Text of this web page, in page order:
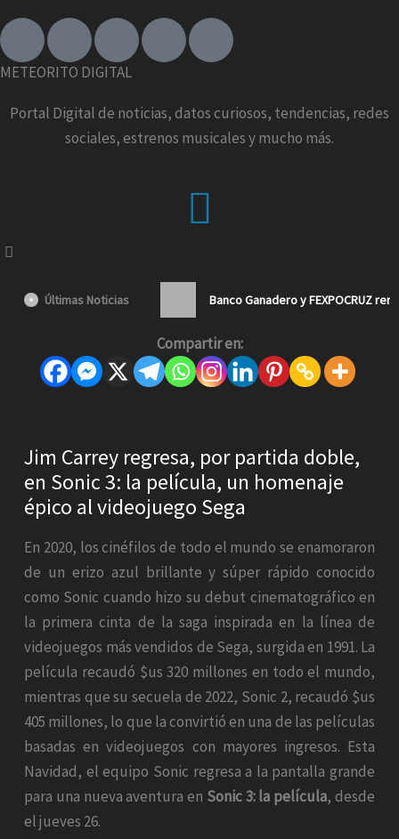
F
c
b
I
s
a
g
T
k
o
k
X
t
i
t
Y
u
u
b
METEORITO DIGITAL
Portal Digital de noticias, datos curiosos, tendencias, redes
sociales, estrenos musicales y mucho más.
Menu
Últimas Noticias Banco Ganadero y FEXPOCRUZ
Compartir en:
Jim Carrey regresa, por partida doble,
en Sonic 3: la película, un homenaje
épico al videojuego Sega
En 2020, los cinéfilos de todo el mundo se enamoraron
de un erizo azul brillante y súper rápido conocido
como Sonic cuando hizo su debut cinematográfico en
la primera cinta de la saga inspirada en la línea de
videojuegos más vendidos de Sega, surgida en 1991. La
película recaudó $us 320 millones en todo el mundo,
mientras que su secuela de 2022, Sonic 2, recaudó $us
405 millones, lo que la convirtió en una de las películas
basadas en videojuegos con mayores ingresos. Esta
Navidad, el equipo Sonic regresa a la pantalla grande
para una nueva aventura en Sonic 3: la película, desde
el jueves 26.